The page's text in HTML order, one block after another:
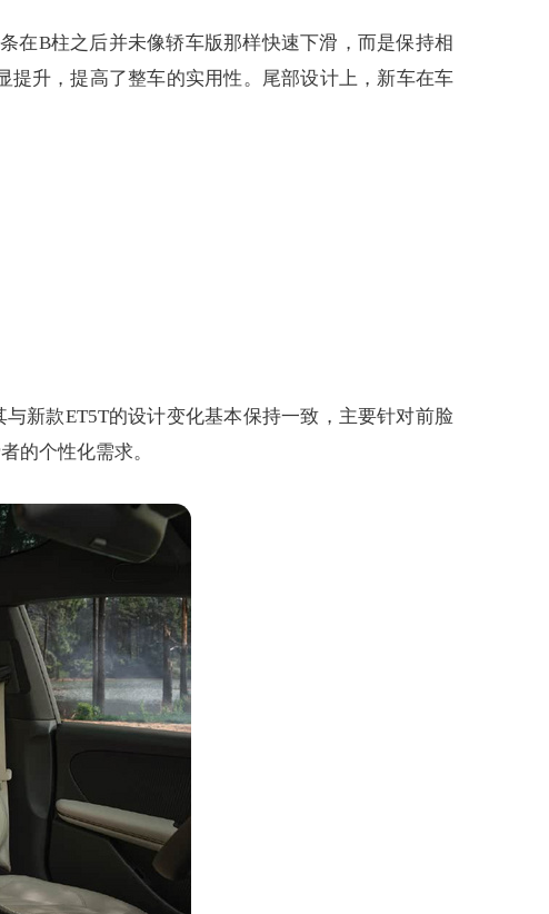
在B柱之后并未像轿车版那样快速下滑，而是保持相
升，提高了整车的实用性。尾部设计上，新车在车
新款ET5T的设计变化基本保持一致，主要针对前脸
的个性化需求。